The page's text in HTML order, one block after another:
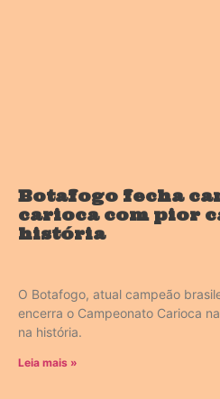
Botafogo fecha
carioca com pior
história
O Botafogo, atual campeão
encerra o Campeonato Carioca
na história.
Leia mais »